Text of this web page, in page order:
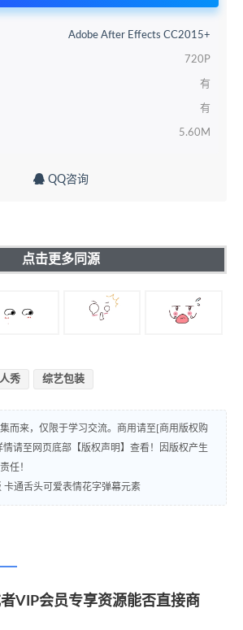
Adobe After Effects CC2015+
720P
有
有
5.60M
QQ咨询
点击更多同源
秀 综艺包装
而来，仅限于学习交流。商用请至[商用版权购
请至网页底部【版权声明】查看！因版权产生
任！
卡通舌头可爱表情花字弹幕元素
VIP会员专享资源能否直接商